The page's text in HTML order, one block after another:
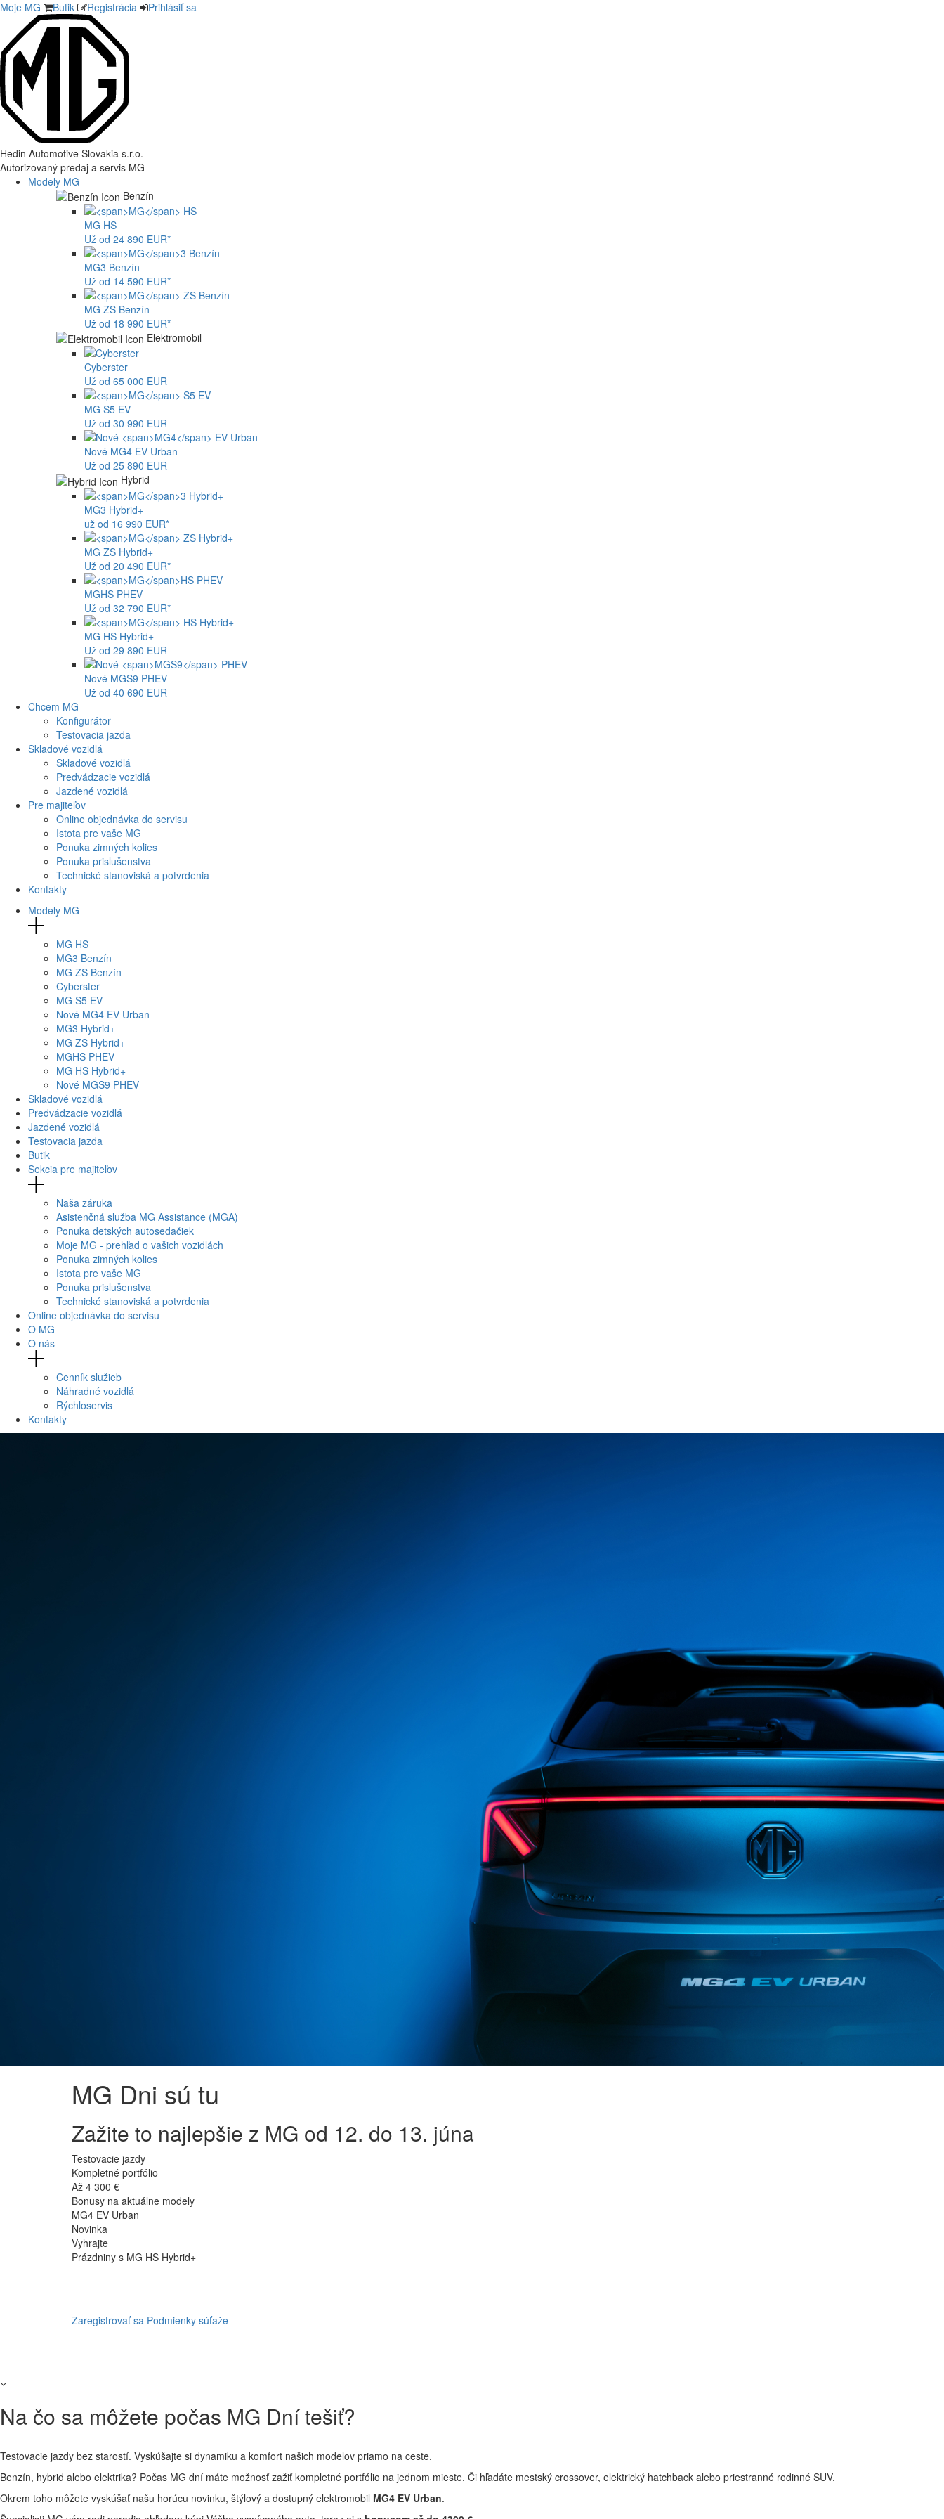
Moje MG Butik Registrácia Prihlásiť sa
Hedin Automotive Slovakia s.r.o.
Autorizovaný predaj a servis MG
Modely MG
Benzín
MG HS
Už od 24 890 EUR*
MG3 Benzín
Už od 14 590 EUR*
MG ZS Benzín
Už od 18 990 EUR*
Elektromobil
Cyberster
Už od 65 000 EUR
MG S5 EV
Už od 30 990 EUR
Nové MG4 EV Urban
Už od 25 890 EUR
Hybrid
MG3 Hybrid+
už od 16 990 EUR*
MG ZS Hybrid+
Už od 20 490 EUR*
MGHS PHEV
Už od 32 790 EUR*
MG HS Hybrid+
Už od 29 890 EUR
Nové MGS9 PHEV
Už od 40 690 EUR
Chcem MG
Konfigurátor
Testovacia jazda
Skladové vozidlá
Skladové vozidlá
Predvádzacie vozidlá
Jazdené vozidlá
Pre majiteľov
Online objednávka do servisu
Istota pre vaše MG
Ponuka zimných kolies
Ponuka prislušenstva
Technické stanoviská a potvrdenia
Kontakty
Modely MG
MG HS
MG3 Benzín
MG ZS Benzín
Cyberster
MG S5 EV
Nové MG4 EV Urban
MG3 Hybrid+
MG ZS Hybrid+
MGHS PHEV
MG HS Hybrid+
Nové MGS9 PHEV
Skladové vozidlá
Predvádzacie vozidlá
Jazdené vozidlá
Testovacia jazda
Butik
Sekcia pre majiteľov
Naša záruka
Asistenčná služba MG Assistance (MGA)
Ponuka detských autosedačiek
Moje MG - prehľad o vašich vozidlách
Ponuka zimných kolies
Istota pre vaše MG
Ponuka prislušenstva
Technické stanoviská a potvrdenia
Online objednávka do servisu
O MG
O nás
Cenník služieb
Náhradné vozidlá
Rýchloservis
Kontakty
MG Dni sú tu
Zažite to najlepšie z MG od 12. do 13. júna
Testovacie jazdy
Kompletné portfólio
Až 4 300 €
Bonusy na aktuálne modely
MG4 EV Urban
Novinka
Vyhrajte
Prázdniny s MG HS Hybrid+
Zaregistrovať sa Podmienky súťaže
Na čo sa môžete počas MG Dní tešiť?
Testovacie jazdy bez starostí. Vyskúšajte si dynamiku a komfort našich modelov priamo na ceste.
Benzín, hybrid alebo elektrika? Počas MG dní máte možnosť zažiť kompletné portfólio na jednom mieste. Či hľadáte mestský crossover, elektrický hatchback alebo priestranné rodinné SUV.
Okrem toho môžete vyskúšať našu horúcu novinku, štýlový a dostupný elektromobil MG4 EV Urban.